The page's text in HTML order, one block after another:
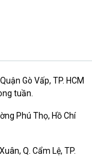
Gò Vấp, TP. HCM
tuần.
Phú Thọ, Hồ Chí
Q. Cẩm Lệ, TP.